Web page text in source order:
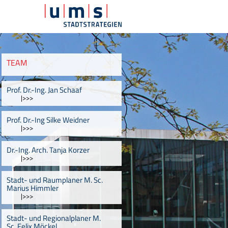
TEAM
Prof. Dr.-Ing. Jan Schaaf
|>>>
Prof. Dr.-Ing Silke Weidner
|>>>
Dr.-Ing. Arch. Tanja Korzer
|>>>
Stadt- und Raumplaner M. Sc.
Marius Himmler
|>>>
Stadt- und Regionalplaner M.